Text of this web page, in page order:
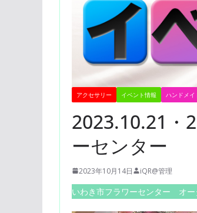
アクセサリー イベント情報 ハンドメイ
2023.10.21
ーセンター
2023年10月14日 iQR@管理
いわき市フラワーセンター オー